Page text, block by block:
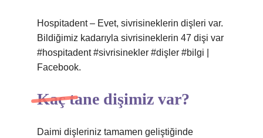
Hospitadent – ​​​​Evet, sivrisineklerin dişleri var.
Bildiğimiz kadarıyla sivrisineklerin 47 dişi var
#hospitadent #sivrisinekler #dişler #bilgi |
Facebook.
Kaç tane dişimiz var?
Daimi dişleriniz tamamen geliştiğinde